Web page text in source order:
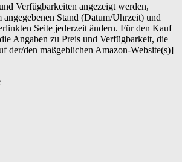
Verfügbarkeiten angezeigt werden,
angegebenen Stand (Datum/Uhrzeit) und
Seite jederzeit ändern. Für den Kauf
Angaben zu Preis und Verfügbarkeit, die
der/den maßgeblichen Amazon-Website(s)]